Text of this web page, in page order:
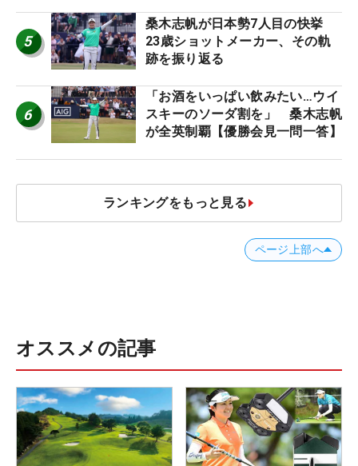
5
桑木志帆が日本勢7人目の快挙
23歳ショットメーカー、その軌
跡を振り返る
6
「お酒をいっぱい飲みたい…ウイ
スキーのソーダ割を」 桑木志帆
が全英制覇【優勝会見一問一答】
ランキングをもっと見る
ページ上部へ
オススメの記事